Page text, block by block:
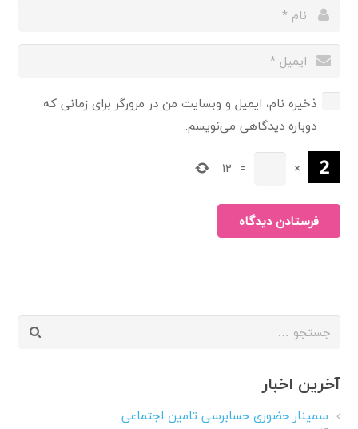
ذخیره نام، ایمیل و وبسایت من در مرورگر برای زمانی که
دوباره دیدگاهی می‌نویسم.
×
=
12
فرستادن دیدگاه
جستجو
آخرین اخبار
سمینار حضوری حسابرسی تامین اجتماعی